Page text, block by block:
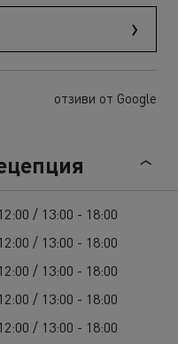
отзиви от Google
/ 13:00 - 18:00
/ 13:00 - 18:00
/ 13:00 - 18:00
/ 13:00 - 18:00
/ 13:00 - 18:00